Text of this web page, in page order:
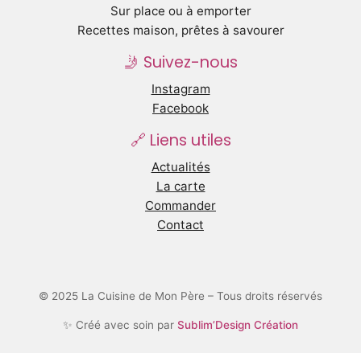
Sur place ou à emporter
Recettes maison, prêtes à savourer
🤳 Suivez-nous
Instagram
Facebook
🔗 Liens utiles
Actualités
La carte
Commander
Contact
© 2025 La Cuisine de Mon Père – Tous droits réservés
✨ Créé avec soin par Sublim’Design Création